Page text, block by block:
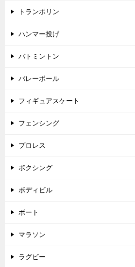
トランポリン
ハンマー投げ
バトミントン
バレーボール
フィギュアスケート
フェンシング
プロレス
ボクシング
ボディビル
ボート
マラソン
ラグビー